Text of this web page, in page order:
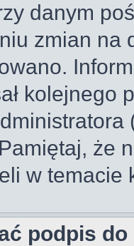
danym
zmian na
kolejnego
że
w temacie
podpis